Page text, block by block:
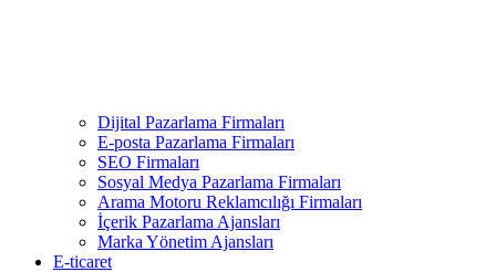
Dijital Pazarlama Firmaları
E-posta Pazarlama Firmaları
SEO Firmaları
Sosyal Medya Pazarlama Firmaları
Arama Motoru Reklamcılığı Firmaları
İçerik Pazarlama Ajansları
Marka Yönetim Ajansları
E-ticaret